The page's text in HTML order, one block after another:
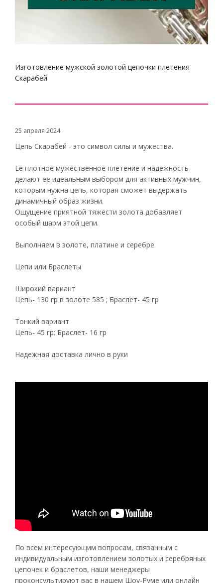
Изготовление мужской золотой цепочки плетения
Скарабей
25 апреля 2024
Цепь Скарабей - это символ силы и мужества.
Ее плотное мужественное плетение и надежность
делают ее идеальным выбором для активных мужчин,
которым нужна цепь, которая сможет выдержать
динамичный образ жизни.
Ощущение приятной тяжести золота добавляет
особый шарм этой цепи.
Выполняем в золоте, платине и серебре.
Цепи или Браслеты
Широкий вариант
Цепь- 130 гр в золоте 585 ; Браслет- 45 гр
Тонкий вариант
Цепь- 45 гр; Браслет- 16 гр
Надежная доставка лично в руки
По всем интересующим вопросам, связанным с
индивидуальным изготовлением золотых и серебряных
цепочек и браслетов, наши менеджеры
проконсультируют вас в нашем Шоу-Руме или онлайн